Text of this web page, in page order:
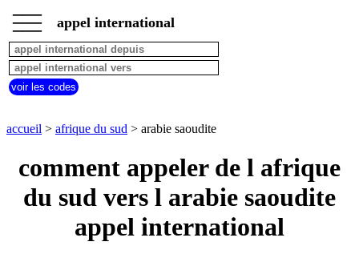
accueil
afrique
du
sud
appel
depuis
par
I J K L M
N
P R S T
U
Z
___
___ appel international
voir les codes
accueil > afrique du sud > arabie saoudite
comment appeler de l afrique
du sud vers l arabie saoudite
appel international